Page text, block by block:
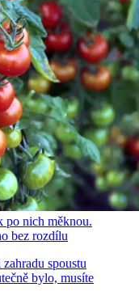
po nich měknou.
bez rozdílu
spoustu
bylo, musíte